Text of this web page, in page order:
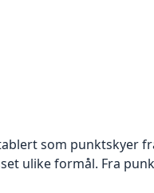
som punktskyer
ulike formål. Fra